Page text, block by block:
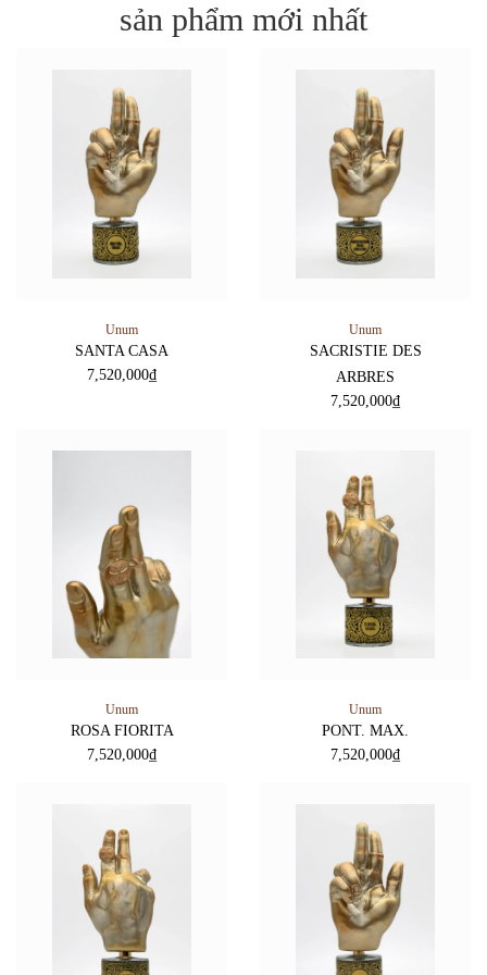
sản phẩm mới nhất
Unum
SANTA CASA
7,520,000₫
Unum
SACRISTIE DES
ARBRES
7,520,000₫
Unum
ROSA FIORITA
7,520,000₫
Unum
PONT. MAX.
7,520,000₫